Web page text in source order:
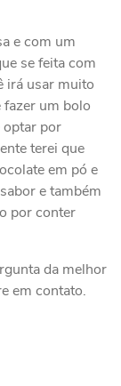
e com um
se feita com
irá usar muito
fazer um bolo
optar por
terei que
em pó e
e também
por conter
da melhor
em contato.